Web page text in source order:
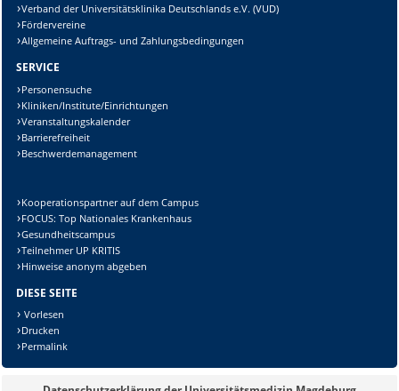
Verband der Universitätsklinika Deutschlands e.V. (VUD)
Fördervereine
Allgemeine Auftrags- und Zahlungsbedingungen
SERVICE
Personensuche
Kliniken/Institute/Einrichtungen
Veranstaltungskalender
Barrierefreiheit
Beschwerdemanagement
Kooperationspartner auf dem Campus
FOCUS: Top Nationales Krankenhaus
Gesundheitscampus
Teilnehmer UP KRITIS
Hinweise anonym abgeben
DIESE SEITE
Vorlesen
Drucken
Permalink